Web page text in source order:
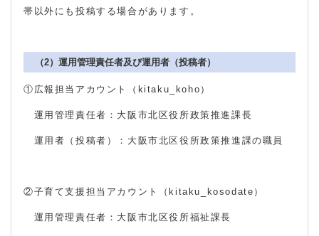
帯以外にも投稿する場合があります。
（2）運用管理責任者及び運用者（投稿者）
①広報担当アカウント（kitaku_koho）
運用管理責任者：大阪市北区役所政策推進課長
運用者（投稿者）：大阪市北区役所政策推進課の職員
②子育て支援担当アカウント（kitaku_kosodate）
運用管理責任者：大阪市北区役所福祉課長